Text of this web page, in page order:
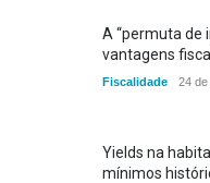
A “permuta de
vantagens
Fiscalidade 24
Yields na
mínimos